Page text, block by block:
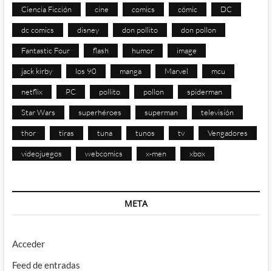
Ciencia Ficción cine comics cómic DC
dc comics disney don pollito don pollon
Fantastic Four flash humor image
jack kirby los 90 manga Marvel mcu
netflix PC pollito pollon spiderman
Star Wars superhéroes superman televisión
thor tiras tuna tunos tv Vengadores
videojuegos webcomics x-men xbox
META
Acceder
Feed de entradas